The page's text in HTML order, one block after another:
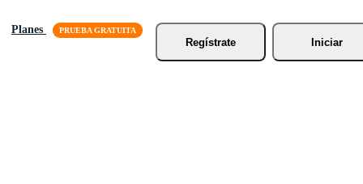
Planes
Regístrate
Iniciar